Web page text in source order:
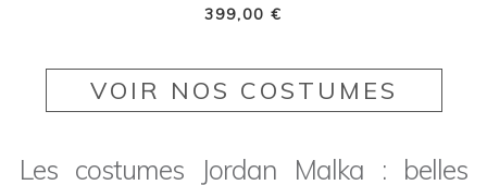
399,00 €
VOIR NOS COSTUMES
Les costumes Jordan Malka : belles